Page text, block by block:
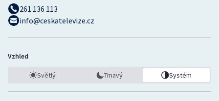
261 136 113
info@ceskatelevize.cz
Vzhled
Světlý Tmavý Systém